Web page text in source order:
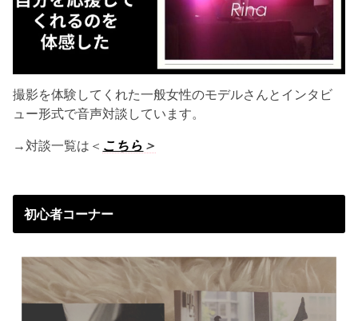
撮影を体験してくれた一般女性のモデルさんとインタビ
ュー形式で音声対談しています。
→対談一覧は＜ こちら ＞
初心者コーナー